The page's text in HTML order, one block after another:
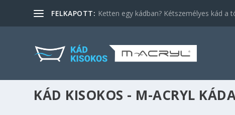
FELKAPOTT: Ketten egy kádban? Kétszemélyes kád a
KÁD KISOKOS - M-ACRYL